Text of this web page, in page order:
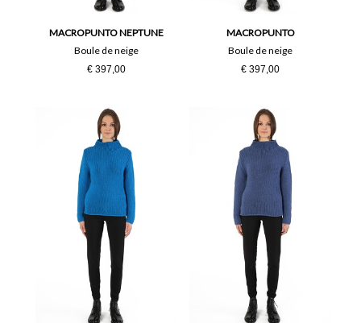
MACROPUNTO NEPTUNE
Boule de neige
€ 397,00
MACROPUNTO
Boule de neige
€ 397,00